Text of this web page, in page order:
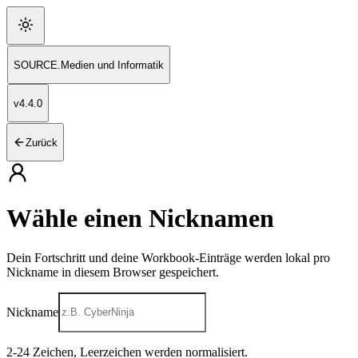
SOURCE Medien und Informatik
v4.4.0
Zurück
Wähle einen Nicknamen
Dein Fortschritt und deine Workbook-Einträge werden lokal pro
Nickname in diesem Browser gespeichert.
Nickname
2-24 Zeichen, Leerzeichen werden normalisiert.